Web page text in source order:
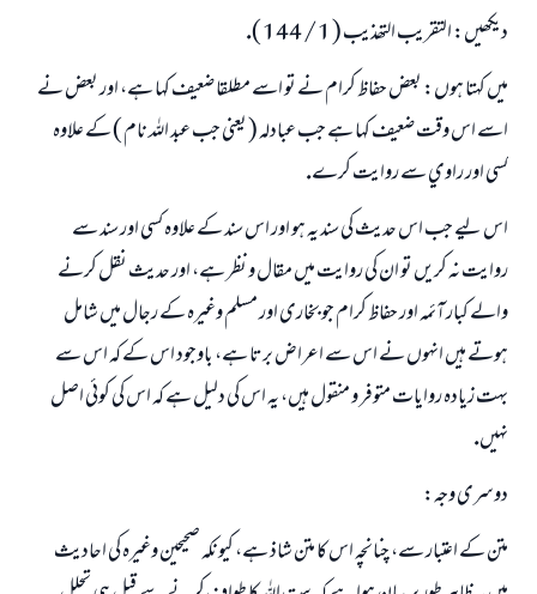
ديكھيں: التقريب التھذيب ( 1 / 144 ).
ميں كہتا ہوں: بعض حفاظ كرام نے تو اسے مطلقا ضعيف كہا ہے، اور بعض نے
اسے اس وقت ضعيف كہا ہے جب عبادلہ ( يعنى جب عبد اللہ نام ) كے علاوہ
كسى اور راوي سے روايت كرے.
اس ليے جب اس حديث كى سند يہ ہو اور اس سند كے علاوہ كسى اور سند سے
روايت نہ كريں تو ان كى روايت ميں مقال و نظر ہے، اور حديث نقل كرنے
والے كبار آئمہ اور حفاظ كرام جو بخارى اور مسلم وغيرہ كے رجال ميں شامل
ہوتے ہيں انہوں نے اس سے اعراض برتا ہے، باوجود اس كے كہ اس سے
بہت زيادہ روايات متوفر و منقول ہيں، يہ اس كى دليل ہے كہ اس كى كوئى اصل
نہيں.
دوسرى وجہ:
متن كے اعتبار سے، چنانچہ اس كا متن شاذ ہے، كيونكہ صحيحين وغيرہ كى احاديث